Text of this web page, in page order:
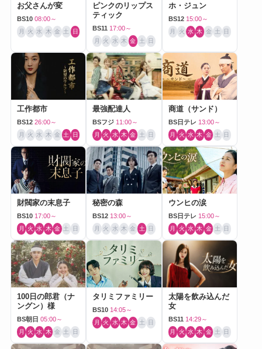
お父さんが変
BS10 08:00～
月 火 水 木 金 土 日
ピンクのリップス
ティック
BS11 17:00～
月 火 水 木 金 土 日
ホ・ジュン
BS12 15:00～
月 火 水 木 金 土 日
工作都市
BS12 26:00～
月 火 水 木 金 土 日
最強配達人
BSフジ 11:00～
月 火 水 木 金 土 日
商道（サンド）
BS日テレ 13:00～
月 火 水 木 金 土 日
財閥家の末息子
BS10 17:00～
月 火 水 木 金 土 日
秘密の森
BS12 13:00～
月 火 水 木 金 土 日
ウンヒの涙
BS日テレ 15:00～
月 火 水 木 金 土 日
100日の郎君（ナ
ングン）様
BS朝日 05:00～
月 火 水 木 金 土 日
タリミファミリー
BS10 14:05～
月 火 水 木 金 土 日
太陽を飲み込んだ
女
BS11 14:29～
月 火 水 木 金 土 日